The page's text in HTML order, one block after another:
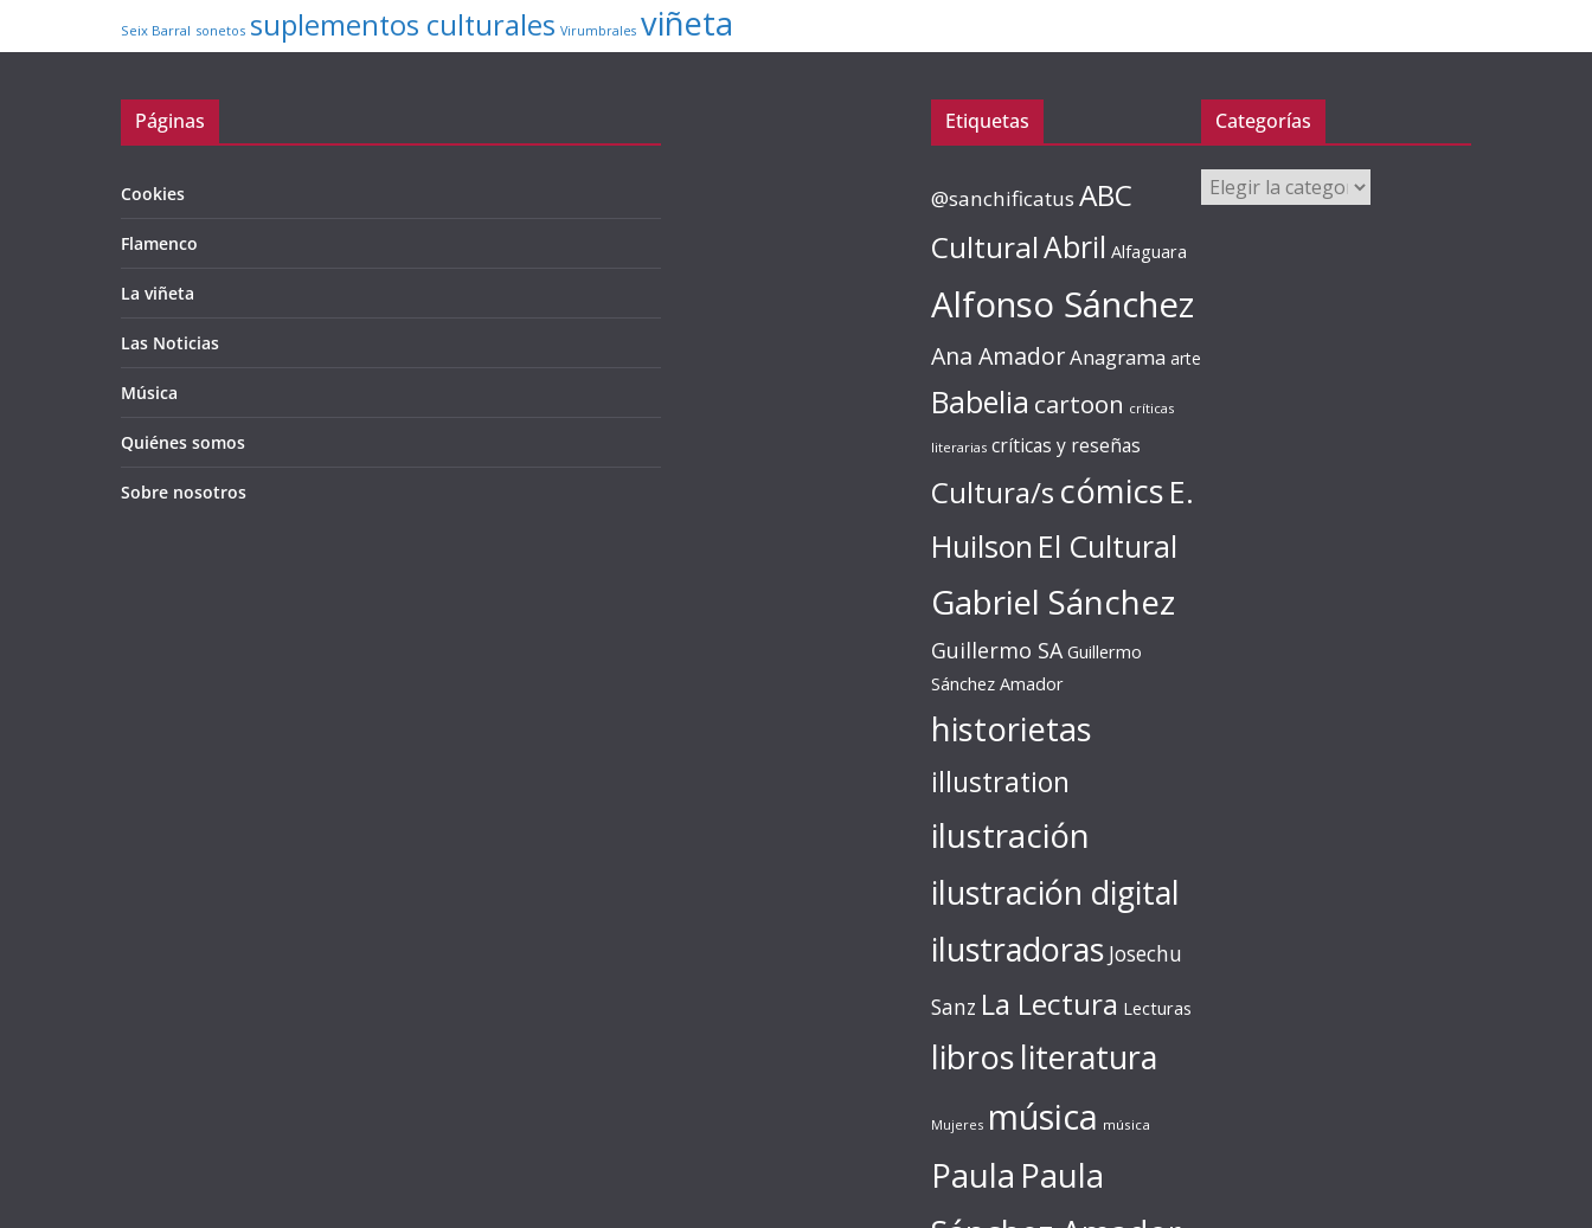
Seix Barral sonetos suplementos culturales Virumbrales viñeta
Páginas
Cookies
Flamenco
La viñeta
Las Noticias
Música
Quiénes somos
Sobre nosotros
Etiquetas
@sanchificatus ABC
CulturalAbril Alfaguara
Alfonso Sánchez
Ana AmadorAnagrama arte
Babelia cartoon críticas
literarias críticas y reseñas
Cultura/s cómics E.
Huilson El Cultural
Gabriel Sánchez
Guillermo SA Guillermo
Sánchez Amador
historietas
illustration
ilustración
ilustración digital
ilustradoras Josechu
Sanz La Lectura Lecturas
librosliteratura
Mujeres música música
Paula Paula
Categorías
Categorías